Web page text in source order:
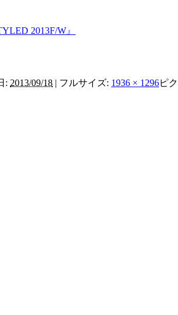
2013F/W』
: 2013/09/18 | フルサイズ: 1936 × 1296ピ